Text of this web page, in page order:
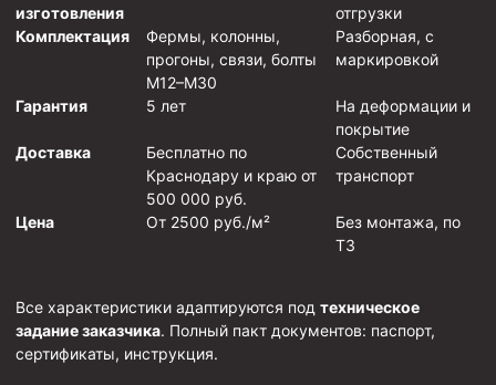
Фрезеры стартово-оконные
Печати свинцовые
Калибраторы расширители
Фрезеры пилотные
Райберы конусные
Ключи
Фрезерующие инструменты
изготовления
отгрузки
Комплектация
Фермы, колонны,
прогоны, связи, болты
М12–М30
Разборная, с
маркировкой
Гарантия 5 лет
На деформации и
покрытие
Доставка
Бесплатно по
Краснодару и краю от
500 000 руб.
Собственный
транспорт
Цена От 2500 руб./м²
Без монтажа, по
ТЗ
Все характеристики адаптируются под техническое
задание заказчика. Полный пакт документов: паспорт,
сертификаты, инструкция.